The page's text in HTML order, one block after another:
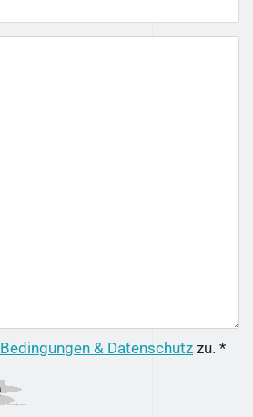
Bedingungen & Datenschutz zu. *